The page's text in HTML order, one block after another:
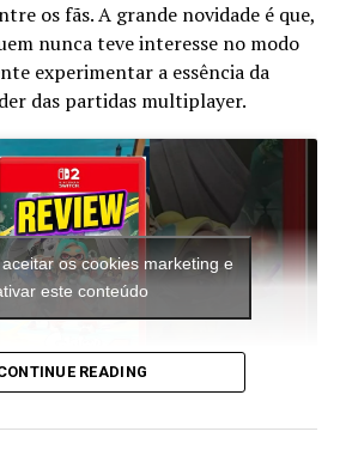
os fãs. A grande novidade é que,
nunca teve interesse no modo
experimentar a essência da
das partidas multiplayer.
os cookies marketing e
este conteúdo
para ilhas inéditas e diferentes
READING